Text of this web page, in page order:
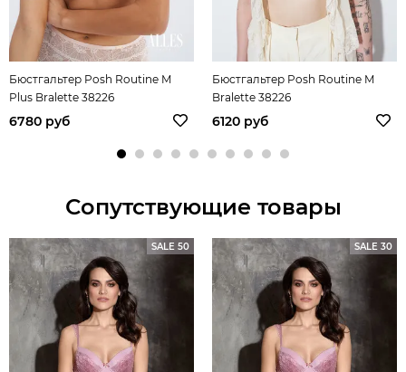
Бюстгальтер Posh Routine M
Plus Bralette 38226
6780 руб
Бюстгальтер Posh Routine M
Bralette 38226
6120 руб
Сопутствующие товары
SALE 50 SALE 30